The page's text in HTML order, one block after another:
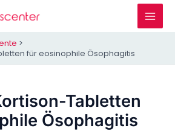
für eosinophile Ösophagitis
Tabletten
Ösophagitis